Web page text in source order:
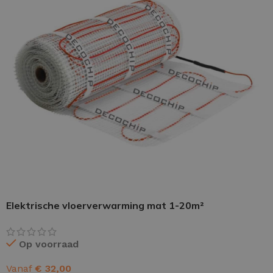
PU GIETVLOER
Gietvloer woonruimte
Tegelprimer
Elektrische vloerverwarming mat 1-20m²
Op voorraad
Vanaf € 32,00